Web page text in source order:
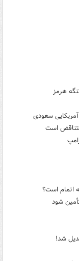
هرمز
سعودی
متناقض است
اتمام است؟
شود
شد!